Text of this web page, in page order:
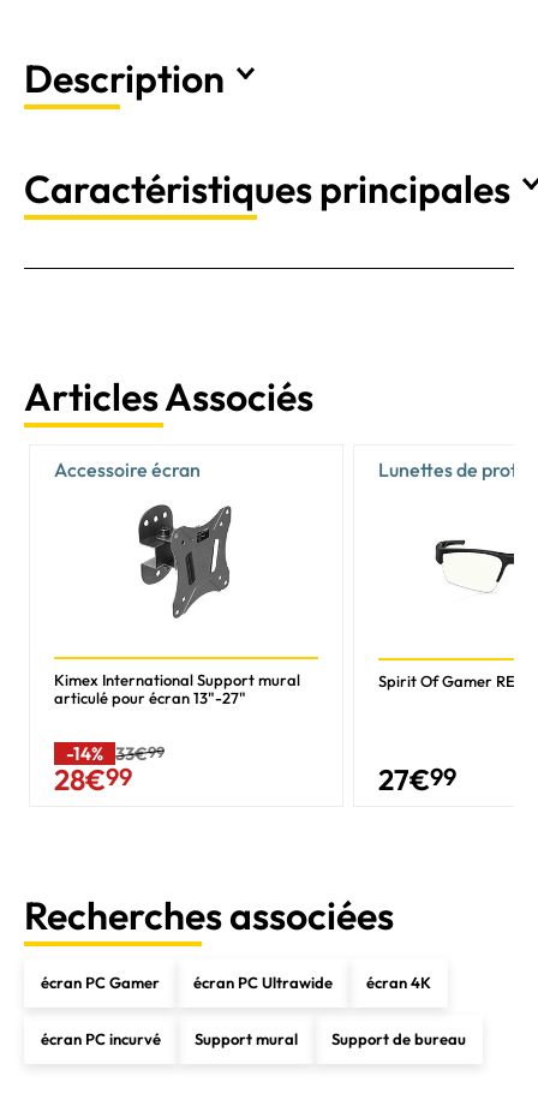
Description
Caractéristiques principales
Articles Associés
Accessoire écran
Kimex International Support mural
articulé pour écran 13"-27"
-14% 33€99
28€99
Lunettes de
Spirit Of Gamer
27€99
Recherches associées
écran PC Gamer écran PC Ultrawide écran 4K
écran PC incurvé Support mural Support de bureau